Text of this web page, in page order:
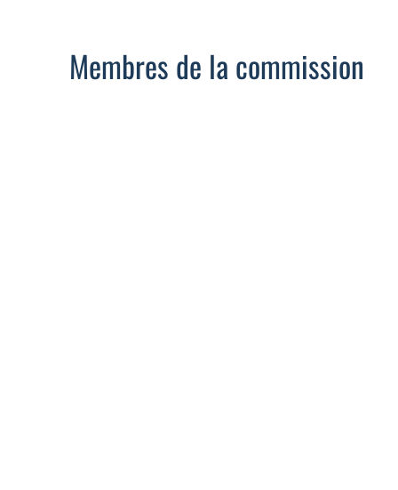
Membres de la commission